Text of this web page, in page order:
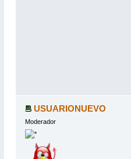
USUARIONUEVO
Moderador